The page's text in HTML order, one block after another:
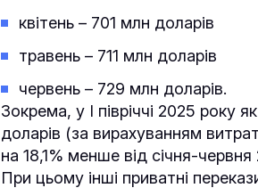
квітень – 701 млн доларів
травень – 711 млн доларів
червень – 729 млн доларів.
Зокрема, у І півріччі 2025 року
доларів (за вирахуванням
на 18,1% менше від січня-
При цьому інші приватні